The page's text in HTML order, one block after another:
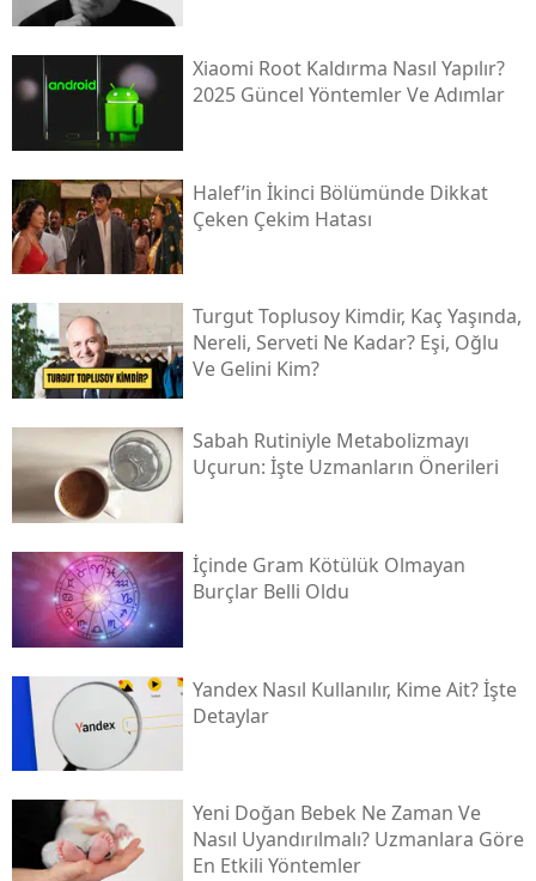
Xiaomi Root Kaldırma Nasıl Yapılır?
2025 Güncel Yöntemler Ve Adımlar
Halef’in İkinci Bölümünde Dikkat
Çeken Çekim Hatası
Turgut Toplusoy Kimdir, Kaç Yaşında,
Nereli, Serveti Ne Kadar? Eşi, Oğlu
Ve Gelini Kim?
Sabah Rutiniyle Metabolizmayı
Uçurun: İşte Uzmanların Önerileri
İçinde Gram Kötülük Olmayan
Burçlar Belli Oldu
Yandex Nasıl Kullanılır, Kime Ait? İşte
Detaylar
Yeni Doğan Bebek Ne Zaman Ve
Nasıl Uyandırılmalı? Uzmanlara Göre
En Etkili Yöntemler